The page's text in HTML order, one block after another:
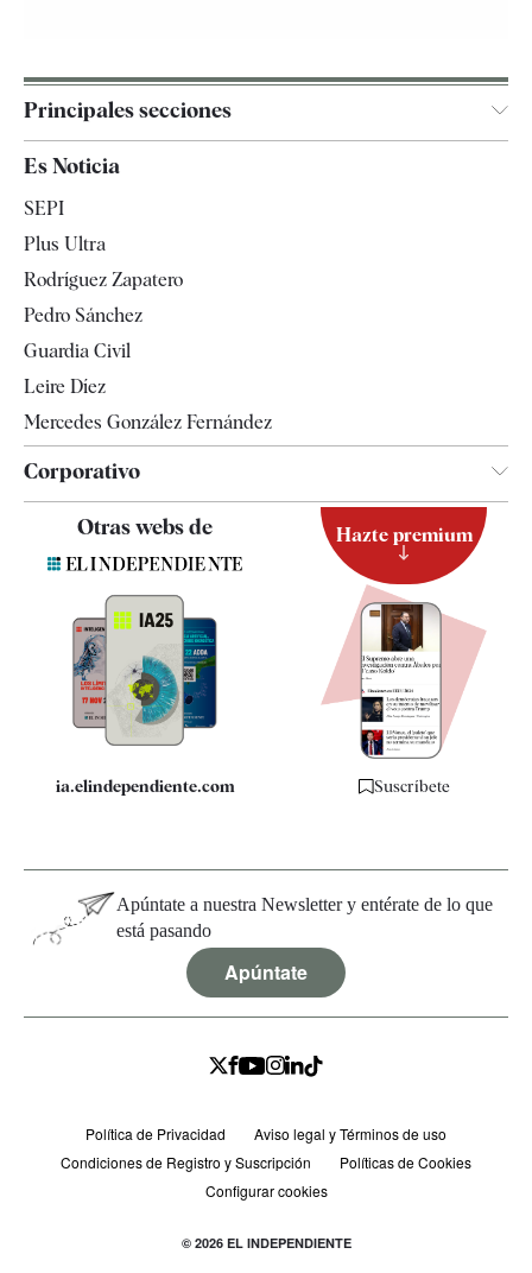
Principales secciones
España
Televisión
Es Noticia
SEPI
Plus Ultra
Rodríguez Zapatero
Pedro Sánchez
Guardia Civil
Leire Díez
Mercedes González Fernández
Corporativo
Contacto
Quiénes somos
Especificaciones
Otras webs de
ia.elindependiente.com
Hazte premium
Suscríbete
Apúntate a nuestra Newsletter y entérate de lo que
está pasando
Apúntate
Política de Privacidad
Aviso legal y Términos de uso
Condiciones de Registro y Suscripción
Políticas de Cookies
Configurar cookies
© 2026 EL INDEPENDIENTE